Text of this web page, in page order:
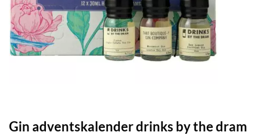
Gin adventskalender drinks by the dram